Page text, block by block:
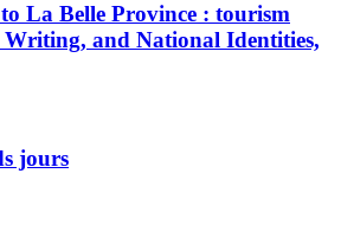
La Belle Province : tourism
and National Identities,
jours